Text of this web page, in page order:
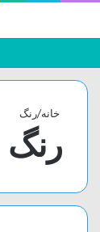
خانه/رنگ
رنگ